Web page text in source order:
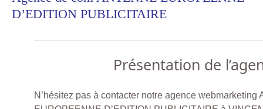
D’EDITION PUBLICITAIRE
Présentation de
N’hésitez pas à contacter notre agence webmarketing